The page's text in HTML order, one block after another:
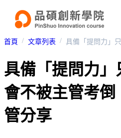
首頁 文章列表
具備「提問力」
會不被主管考倒
管分享